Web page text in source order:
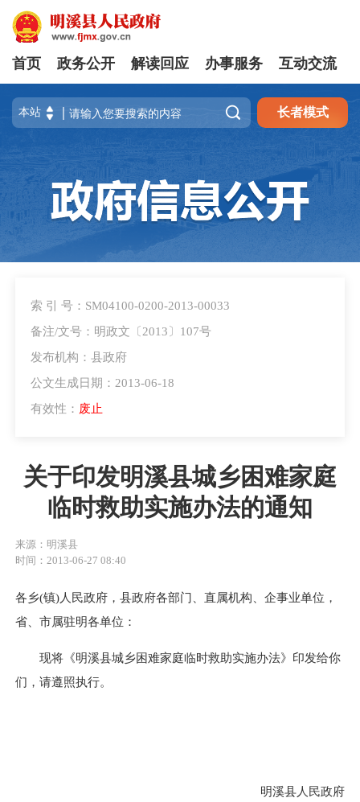
首页 政务公开 解读回应 办事服务 互动交流
 长者模式
索 引 号：SM04100-0200-2013-00033
备注/文号：明政文〔2013〕107号
发布机构：县政府
公文生成日期：2013-06-18
有效性： 废止
关于印发明溪县城乡困难家庭
临时救助实施办法的通知
来源：明溪县
时间：2013-06-27 08:40
各乡(镇)人民政府，县政府各部门、直属机构、企事业单位，
省、市属驻明各单位：
现将《明溪县城乡困难家庭临时救助实施办法》印发给你
们，请遵照执行。
明溪县人民政府